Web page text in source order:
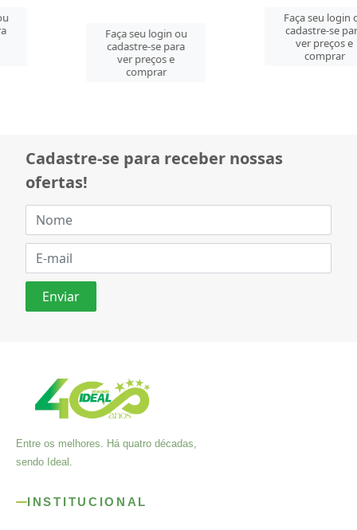
Faça seu login ou
cadastre-se para
ver preços e
Faça seu login ou
cadastre-se para
Cadastre-se para receber nossas
ofertas!
Entre os melhores. Há quatro décadas,
sendo Ideal.
INSTITUCIONAL